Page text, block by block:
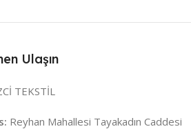
Ulaşın
TEKSTİL
Reyhan Mahallesi Tayakadın Caddesi